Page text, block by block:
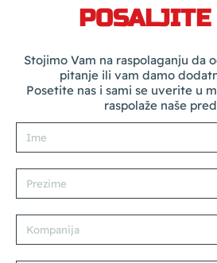
Stojimo Vam na raspolaganju da
pitanje ili vam damo
Posetite nas i sami se uverite u
raspolaže naše